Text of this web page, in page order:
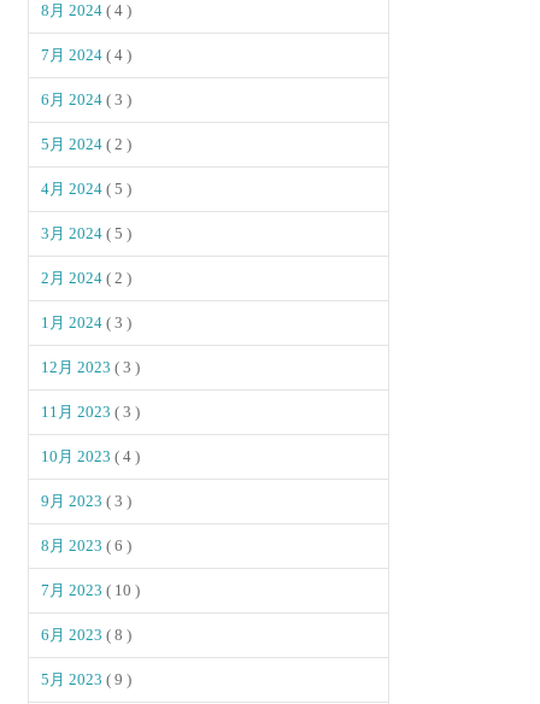
8月 2024( 4 )
7月 2024( 4 )
6月 2024( 3 )
5月 2024( 2 )
4月 2024( 5 )
3月 2024( 5 )
2月 2024( 2 )
1月 2024( 3 )
12月 2023( 3 )
11月 2023( 3 )
10月 2023( 4 )
9月 2023( 3 )
8月 2023( 6 )
7月 2023( 10 )
6月 2023( 8 )
5月 2023( 9 )